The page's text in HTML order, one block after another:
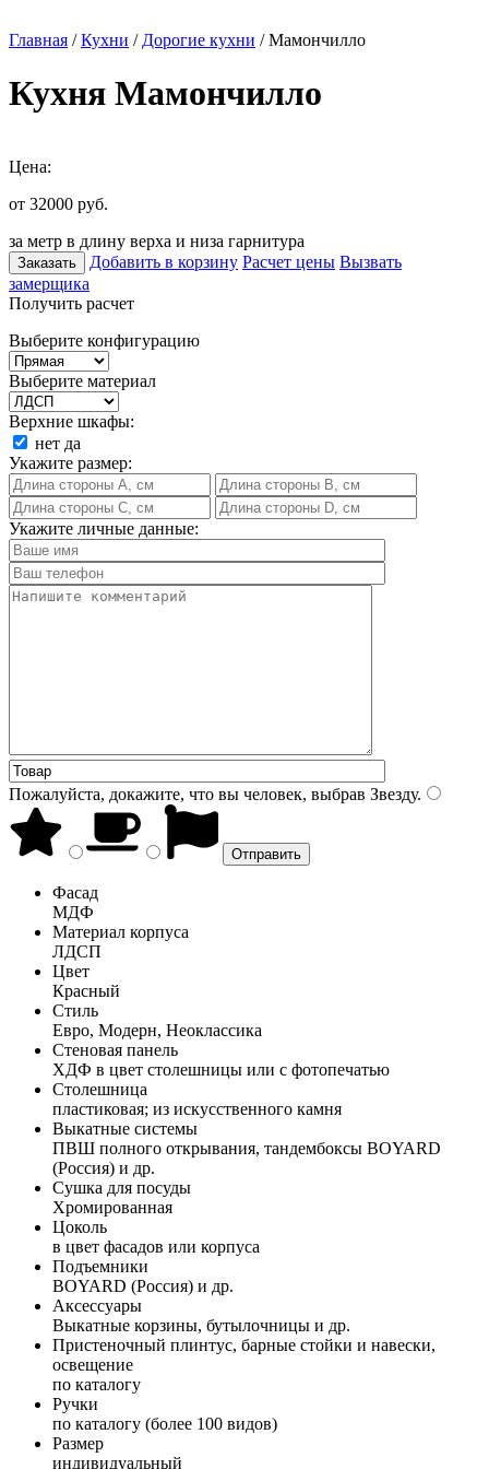
Главная /Кухни / Дорогие кухни / Мамончилло
Кухня Мамончилло
Цена:
от 32000 руб.
за метр в длину верха и низа гарнитура
Заказать Добавить в корзину Расчет цены Вызвать
замерщика
Получить расчет
Выберите конфигурацию
Выберите материал
Верхние шкафы:
нет да
Укажите размер:
Укажите личные данные:
Пожалуйста, докажите, что вы человек, выбрав Звезду.
Фасад
МДФ
Материал корпуса
ЛДСП
Цвет
Красный
Стиль
Евро, Модерн, Неоклассика
Стеновая панель
ХДФ в цвет столешницы или с фотопечатью
Столешница
пластиковая; из искусственного камня
Выкатные системы
ПВШ полного открывания, тандембоксы BOYARD
(Россия) и др.
Сушка для посуды
Хромированная
Цоколь
в цвет фасадов или корпуса
Подъемники
BOYARD (Россия) и др.
Аксессуары
Выкатные корзины, бутылочницы и др.
Пристеночный плинтус, барные стойки и навески,
освещение
по каталогу
Ручки
по каталогу (более 100 видов)
Размер
индивидуальный